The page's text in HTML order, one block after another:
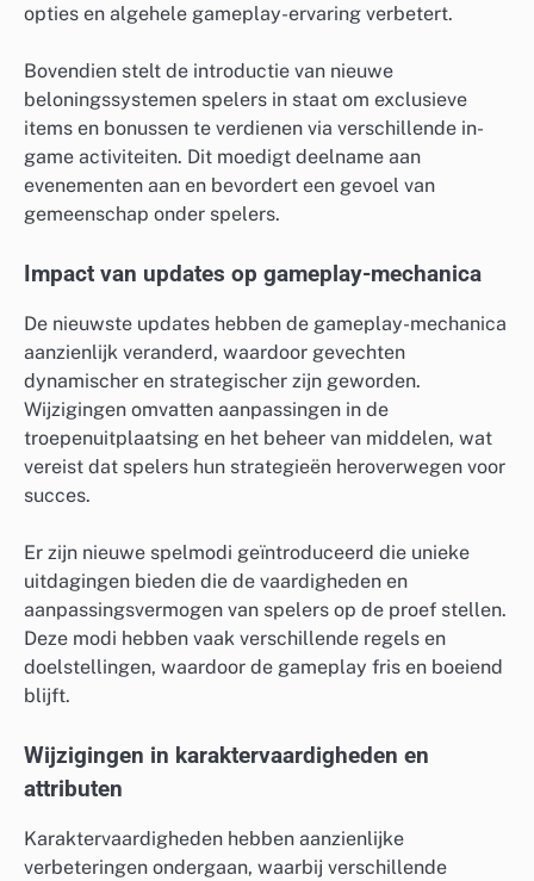
opties en algehele gameplay-ervaring verbetert.
Bovendien stelt de introductie van nieuwe
beloningssystemen spelers in staat om exclusieve
items en bonussen te verdienen via verschillende in-
game activiteiten. Dit moedigt deelname aan
evenementen aan en bevordert een gevoel van
gemeenschap onder spelers.
Impact van updates op gameplay-mechanica
De nieuwste updates hebben de gameplay-mechanica
aanzienlijk veranderd, waardoor gevechten
dynamischer en strategischer zijn geworden.
Wijzigingen omvatten aanpassingen in de
troepenuitplaatsing en het beheer van middelen, wat
vereist dat spelers hun strategieën heroverwegen voor
succes.
Er zijn nieuwe spelmodi geïntroduceerd die unieke
uitdagingen bieden die de vaardigheden en
aanpassingsvermogen van spelers op de proef stellen.
Deze modi hebben vaak verschillende regels en
doelstellingen, waardoor de gameplay fris en boeiend
blijft.
Wijzigingen in karaktervaardigheden en
attributen
Karaktervaardigheden hebben aanzienlijke
verbeteringen ondergaan, waarbij verschillende